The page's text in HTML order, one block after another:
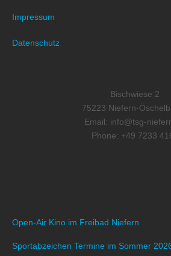
Impressum
Datenschutz
Bischwiese 2
75223 Niefern-
Email: info@tsg-
Phone: +49 7233
Open-Air Kino im Freibad Niefern
Sportabzeichen Termine im Sommer